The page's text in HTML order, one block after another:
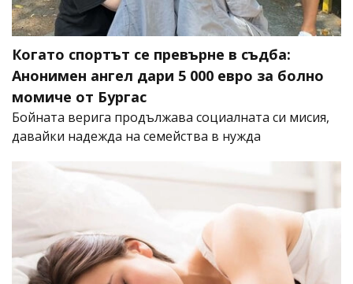
Когато спортът се превърне в съдба:
Анонимен ангел дари 5 000 евро за болно
момиче от Бургас
Бойната верига продължава социалната си мисия,
давайки надежда на семейства в нужда